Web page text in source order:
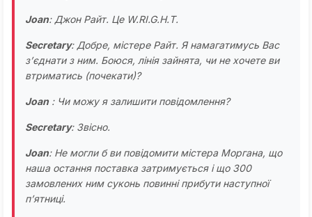
Joan: Джон Райт. Це W.RI.G.H.T.
Secretary: Добре, містере Райт. Я намагатимусь Вас
з’єднати з ним. Боюся, лінія зайнята, чи не хочете ви
втриматись (почекати)?
Joan: Чи можу я залишити повідомлення?
Secretary: Звісно.
Joan: Не могли б ви повідомити містера Моргана, що
наша остання поставка затримується і що 300
замовлених ним суконь повинні прибути наступної
п’ятниці.